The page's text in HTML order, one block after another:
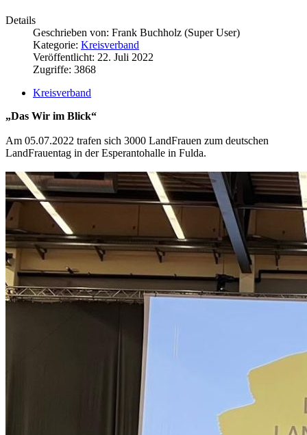
Details
Geschrieben von: Frank Buchholz (Super User)
Kategorie: Kreisverband
Veröffentlicht: 22. Juli 2022
Zugriffe: 3868
Kreisverband
„Das Wir im Blick“
Am 05.07.2022 trafen sich 3000 LandFrauen zum deutschen
LandFrauentag in der Esperantohalle in Fulda.